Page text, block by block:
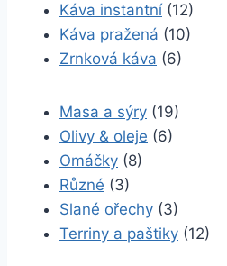
Káva instantní (12)
Káva pražená (10)
Zrnková káva (6)
Masa a sýry (19)
Olivy & oleje (6)
Omáčky (8)
Různé (3)
Slané ořechy (3)
Terriny a paštiky (12)